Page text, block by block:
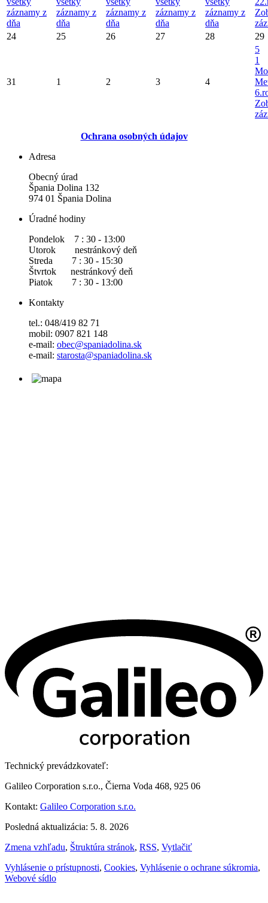
záznamy z
dňa
záznamy z
dňa
záznamy z
dňa
záznamy z
dňa
záznamy z
dňa
24
25 26 27 28 29
31 1 2 3 4
5
1
Ochrana osobných údajov
Adresa
Obecný úrad
Špania Dolina 132
974 01 Špania Dolina
Úradné hodiny
Pondelok 7 : 30 - 13:00
Utorok nestránkový deň
Streda 7 : 30 - 15:30
Štvrtok nestránkový deň
Piatok 7 : 30 - 13:00
Kontakty
tel.: 048/419 82 71
mobil: 0907 821 148
e-mail: obec@spaniadolina.sk
e-mail: starosta@spaniadolina.sk
Technický prevádzkovateľ:
Galileo Corporation s.r.o., Čierna Voda 468, 925 06
Kontakt: Galileo Corporation s.r.o.
Posledná aktualizácia: 5. 8. 2026
Zmena vzhľadu, Štruktúra stránok, RSS, Vytlačiť
Vyhlásenie o prístupnosti, Cookies, Vyhlásenie o ochrane súkromia,
Webové sídlo